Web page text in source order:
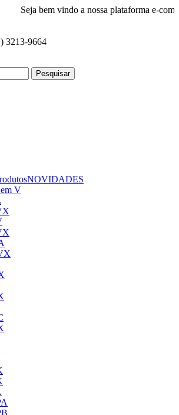
bem vindo a nossa plataforma e-commerce!
3213-9664
Pesquisar
NOVIDADES
V